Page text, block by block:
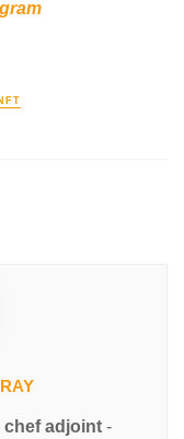
chef adjoint -